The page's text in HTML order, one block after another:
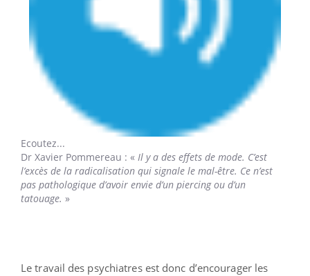
Ecoutez...
Dr Xavier Pommereau : « Il y a des effets de mode. C’est
l’excès de la radicalisation qui signale le mal-être. Ce n’est
pas pathologique d’avoir envie d’un piercing ou d’un
tatouage. »
Le travail des psychiatres est donc d’encourager les